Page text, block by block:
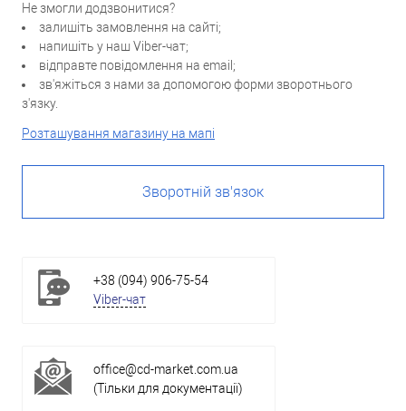
Не змогли додзвонитися?
залишіть замовлення на сайті;
напишіть у наш Viber-чат;
відправте повідомлення на email;
зв'яжіться з нами за допомогою форми зворотнього
з'язку.
Розташування магазину на мапі
Зворотній зв'язок
+38 (094) 906-75-54
Viber-чат
office@cd-market.com.ua
(Тільки для документації)